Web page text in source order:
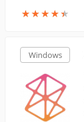
★★★★★
★★★★★
Windows